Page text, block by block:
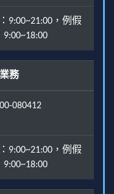
9:00~21:00，例假
9:00~18:00
務
080412
9:00~21:00，例假
9:00~18:00